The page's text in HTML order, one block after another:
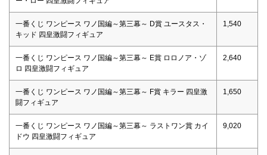
一番くじ ワンピース ワノ国編～第三幕～ D賞 ユースタス・
キッド 四皇激闘フィギュア
1,540
一番くじ ワンピース ワノ国編～第三幕～ E賞 ロロノア・ゾ
ロ 四皇激闘フィギュア
2,640
一番くじ ワンピース ワノ国編～第三幕～ F賞 キラー 四皇激
闘フィギュア
1,650
一番くじ ワンピース ワノ国編～第三幕～ ラストワン賞 カイ
ドウ 四皇激闘フィギュア
9,020